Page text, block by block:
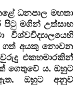
ධනපාල මහතා
පිටු මගින් උත්සාහ
ගත් අයකු නොවන
එකහමාරකින්
ගෙතුවේ ය. ඔහුට
ඔහුට අනුව